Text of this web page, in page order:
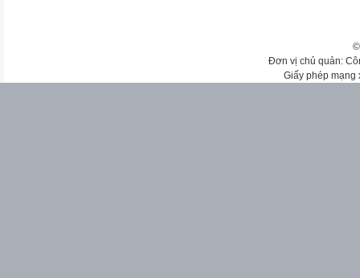
Đơn vị chủ quản:
Giấy phép mạng